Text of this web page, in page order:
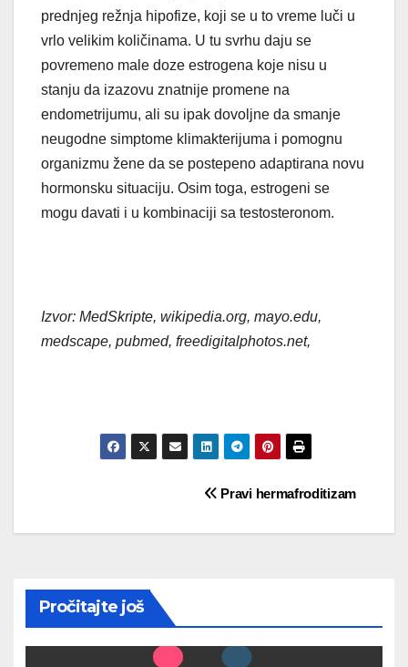
prednjeg režnja hipofize, koji se u to vreme luči u
vrlo velikim ko ličinama. U tu svrhu daju se
povremeno male doze estrogena koje nisu u
stanju da izazovu znatnije promene na
endometrijumu, ali su ipak dovoljne da smanje
neugodne simptome klimakterijuma i pomognu
organizmu žene da se postepeno adaptirana novu
hormonsku situaciju. Osim toga, estrogeni se
mogu davati i u kombinaciji sa testosteronom.
Izvor: MedSkripte, wikipedia.org, mayo.edu,
medscape, pubmed, freedigitalphotos.net,
navigation
Pravi hermafroditizam
Pročitajte još